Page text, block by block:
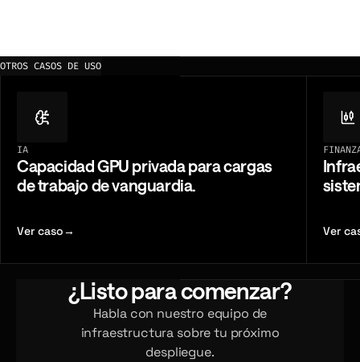
entrenamiento de modelos y programas acceso,
operativos.
OTROS CASOS DE USO
IA
Capacidad GPU privada para cargas
de trabajo de vanguardia.
Ver caso→ Ver
¿Listo para comenzar?
Habla con nuestro equipo de
infraestructura sobre tu próximo
despliegue.